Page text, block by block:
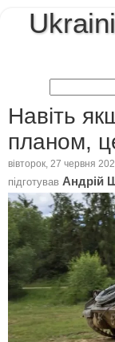
Навіть
планом,
вівторок, 27 червня
підготував Андрій